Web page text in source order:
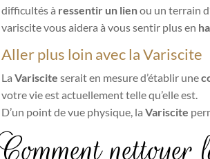
difficultés à ressentir un lienou un terrain
variscite vous aidera à vous sentir plus en
Aller plus loin avec la Variscite
La Variscite serait en mesure d’établir une
votre vie est actuellement telle qu’elle est.
D’un point de vue physique, la Variscite
Comment